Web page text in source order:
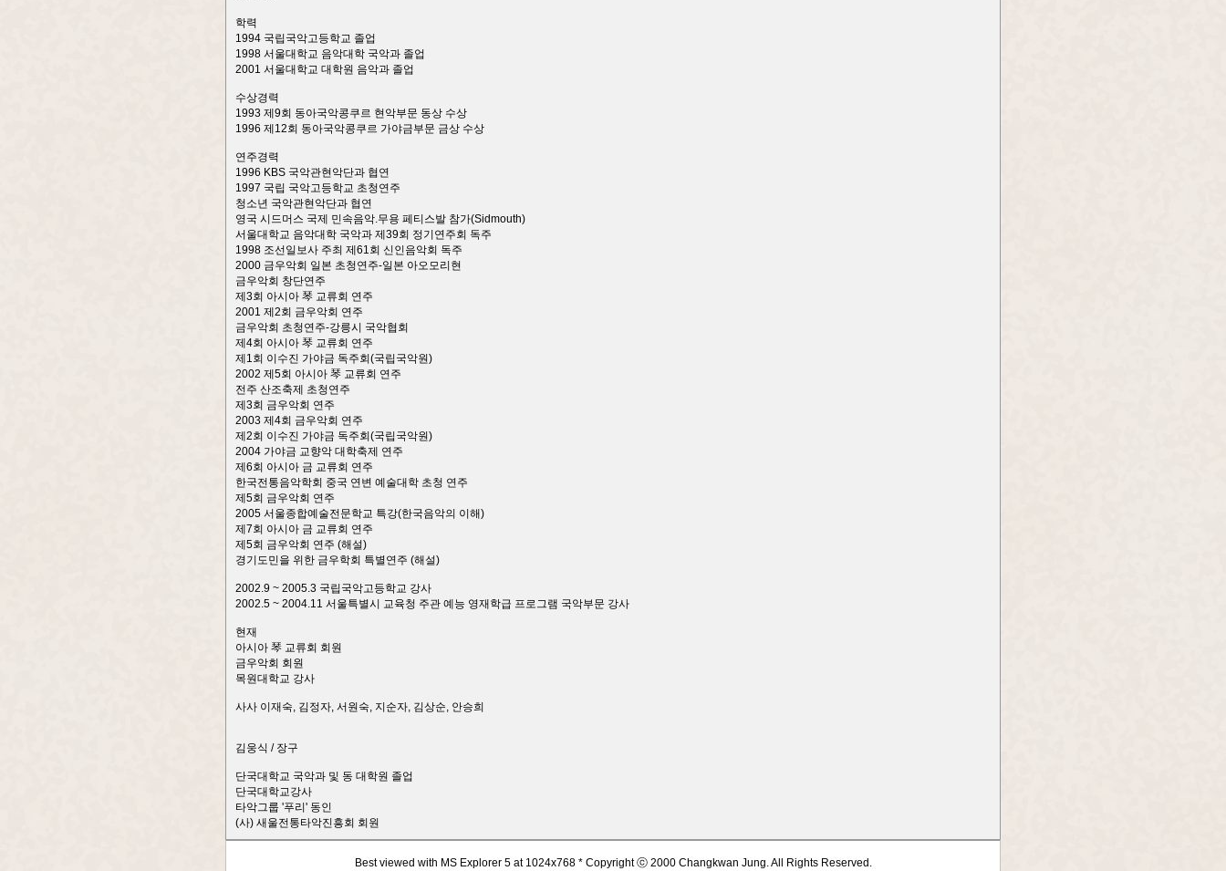
학력
1994 국립국악고등학교 졸업
1998 서울대학교 음악대학 국악과 졸업
2001 서울대학교 대학원 음악과 졸업
수상경력
1993 제9회 동아국악콩쿠르 현악부문 동상 수상
1996 제12회 동아국악콩쿠르 가야금부문 금상 수상
연주경력
1996 KBS 국악관현악단과 협연
1997 국립 국악고등학교 초청연주
청소년 국악관현악단과 협연
영국 시드머스 국제 민속음악.무용 페티스발 참가(Sidmouth)
서울대학교 음악대학 국악과 제39회 정기연주회 독주
1998 조선일보사 주최 제61회 신인음악회 독주
2000 금우악회 일본 초청연주-일본 아오모리현
금우악회 창단연주
제3회 아시아 琴 교류회 연주
2001 제2회 금우악회 연주
금우악회 초청연주-강릉시 국악협회
제4회 아시아 琴 교류회 연주
제1회 이수진 가야금 독주회(국립국악원)
2002 제5회 아시아 琴 교류회 연주
전주 산조축제 초청연주
제3회 금우악회 연주
2003 제4회 금우악회 연주
제2회 이수진 가야금 독주회(국립국악원)
2004 가야금 교향악 대학축제 연주
제6회 아시아 금 교류회 연주
한국전통음악학회 중국 연변 예술대학 초청 연주
제5회 금우악회 연주
2005 서울종합예술전문학교 특강(한국음악의 이해)
제7회 아시아 금 교류회 연주
제5회 금우악회 연주 (해설)
경기도민을 위한 금우학회 특별연주 (해설)
2002.9 ~ 2005.3 국립국악고등학교 강사
2002.5 ~ 2004.11 서울특별시 교육청 주관 예능 영재학급 프로그램 국악부문 강사
현재
아시아 琴 교류회 회원
금우악회 회원
목원대학교 강사
사사 이재숙, 김정자, 서원숙, 지순자, 김상순, 안승희
김웅식 / 장구
단국대학교 국악과 및 동 대학원 졸업
단국대학교강사
타악그룹 '푸리' 동인
(사) 새울전통타악진흥회 회원
Best viewed with MS Explorer 5 at 1024x768 * Copyright ⓒ 2000 Changkwan Jung. All Rights Reserved.